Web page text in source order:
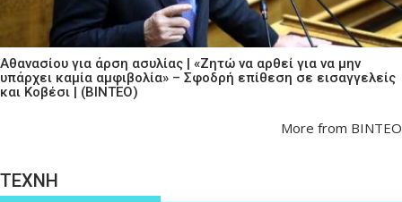
Αθανασίου για άρση ασυλίας | «Ζητώ να αρθεί για να μην
υπάρχει καμία αμφιβολία» – Σφοδρή επίθεση σε εισαγγελείς
και Κοβέσι | (ΒΙΝΤΕΟ)
More from ΒΙΝΤΕΟ
ΤΕΧΝΗ